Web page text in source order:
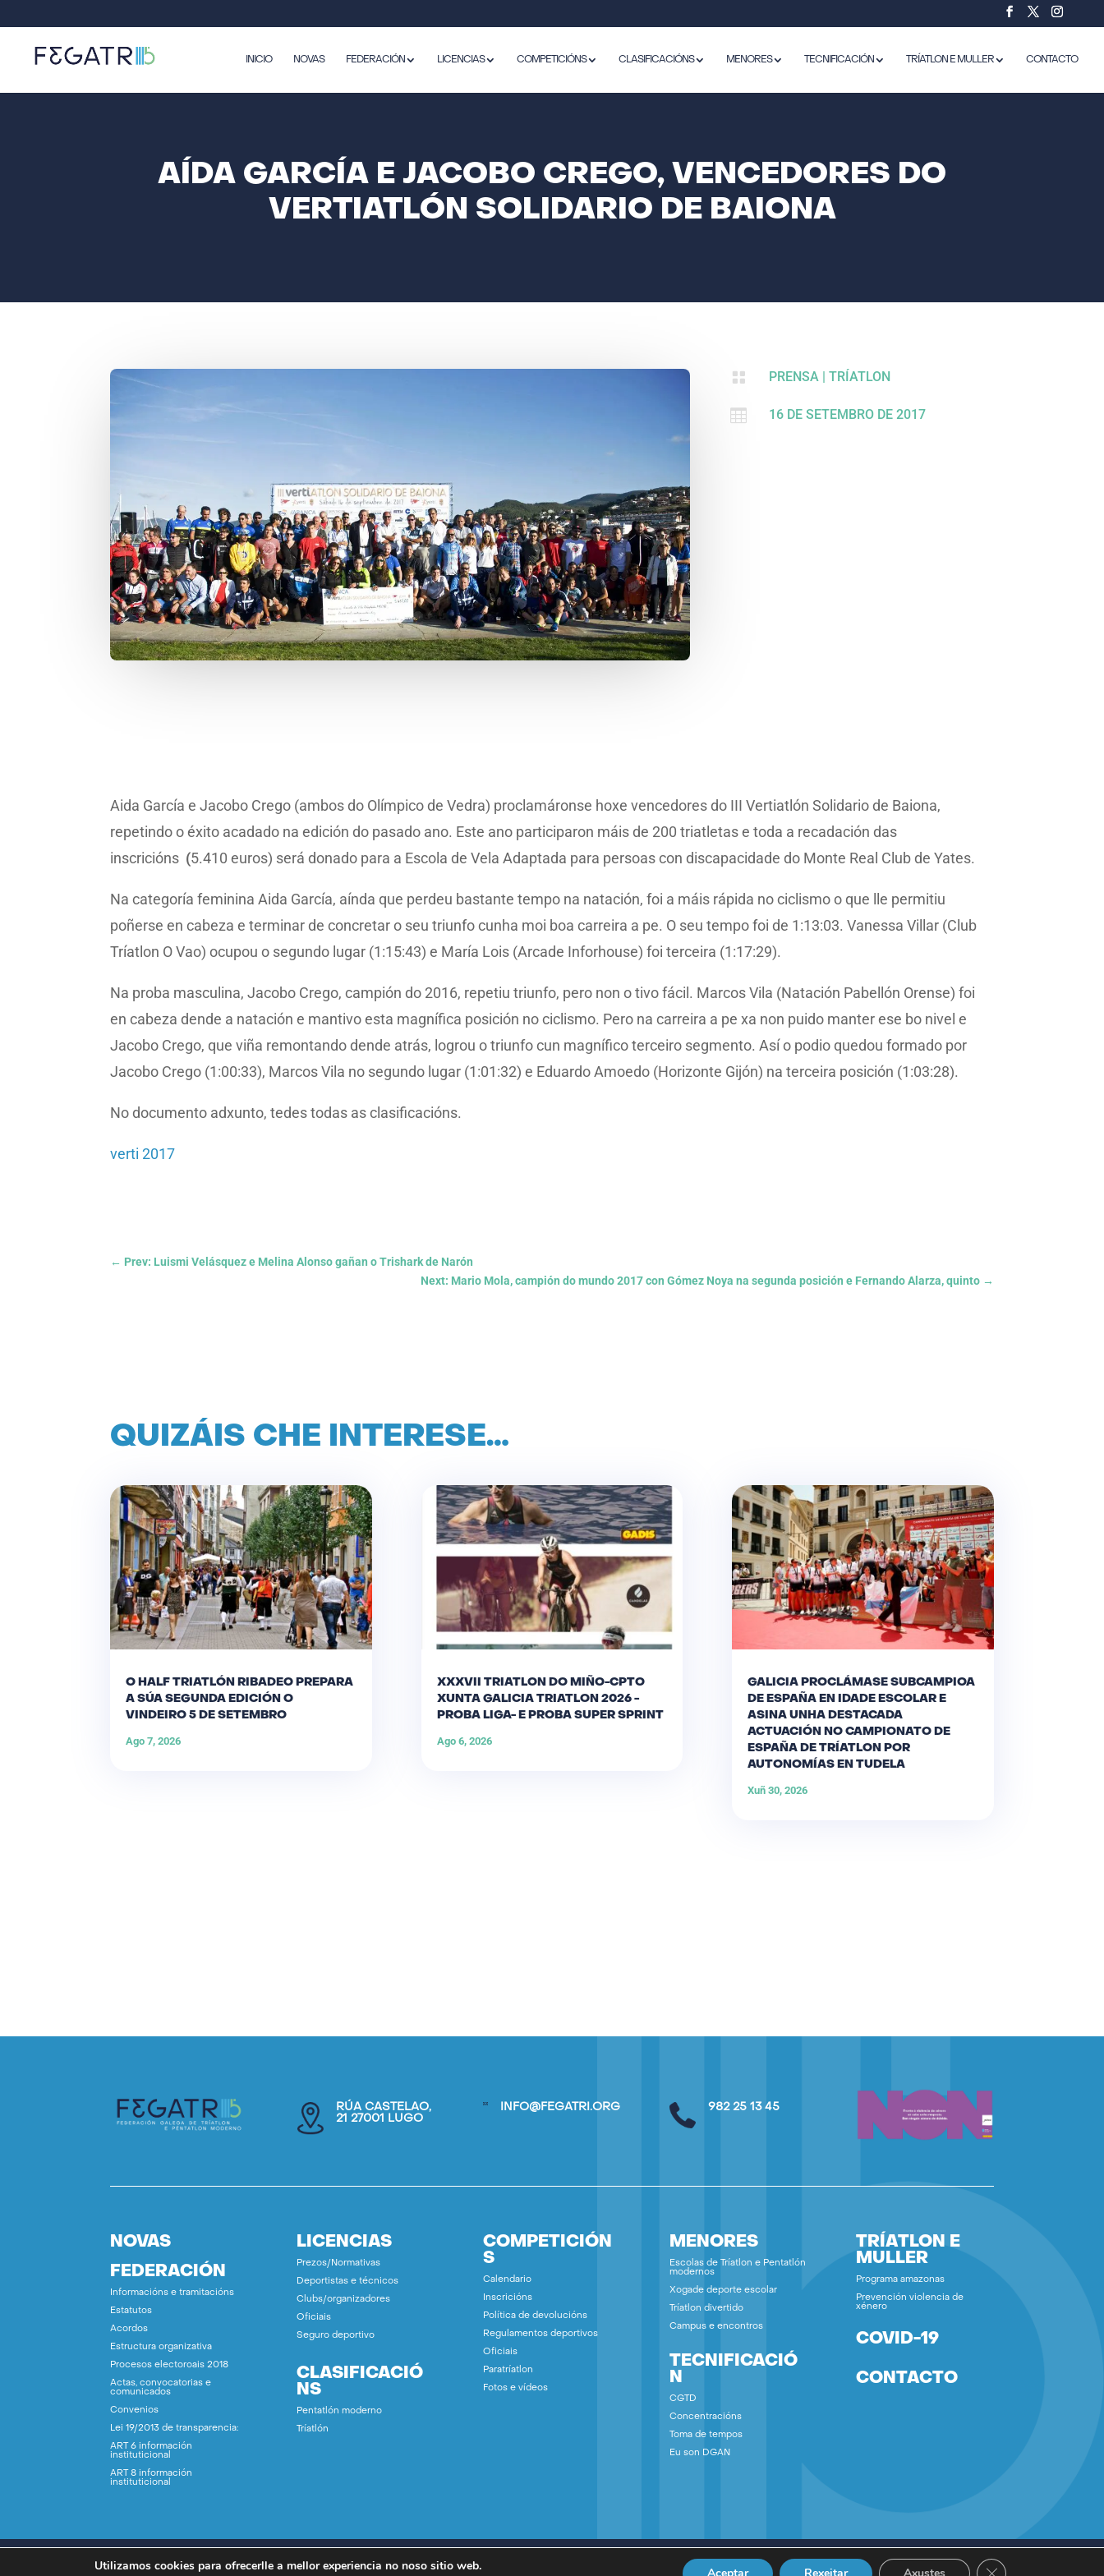
INICIO NOVAS FEDERACIÓN LICENCIAS COMPETICIÓNS CLASIFICACIÓNS MENORES TECNIFICACIÓN TRÍATLON E MULLER CONTACTO
AÍDA GARCÍA E JACOBO CREGO, VENCEDORES DO
VERTIATLÓN SOLIDARIO DE BAIONA
 PRENSA |TRÍATLON
 16 DE SETEMBRO DE 2017
Aida García e Jacobo Crego (ambos do Olímpico de Vedra) proclamáronse hoxe vencedores do III Vertiatlón Solidario de Baiona,
repetindo o éxito acadado na edición do pasado ano. Este ano participaron máis de 200 triatletas e toda a recadación das
inscricións (5.410 euros) será donado para a Escola de Vela Adaptada para persoas con discapacidade do Monte Real Club de Yates.
Na categoría feminina Aida García, aínda que perdeu bastante tempo na natación, foi a máis rápida no ciclismo o que lle permitiu
poñerse en cabeza e terminar de concretar o seu triunfo cunha moi boa carreira a pe. O seu tempo foi de 1:13:03. Vanessa Villar (Club
Tríatlon O Vao) ocupou o segundo lugar (1:15:43) e María Lois (Arcade Inforhouse) foi terceira (1:17:29).
Na proba masculina, Jacobo Crego, campión do 2016, repetiu triunfo, pero non o tivo fácil. Marcos Vila (Natación Pabellón Orense) foi
en cabeza dende a natación e mantivo esta magnífica posición no ciclismo. Pero na carreira a pe xa non puido manter ese bo nivel e
Jacobo Crego, que viña remontando dende atrás, logrou o triunfo cun magnífico terceiro segmento. Así o podio quedou formado por
Jacobo Crego (1:00:33), Marcos Vila no segundo lugar (1:01:32) e Eduardo Amoedo (Horizonte Gijón) na terceira posición (1:03:28).
No documento adxunto, tedes todas as clasificacións.
verti 2017
← Prev: Luismi Velásquez e Melina Alonso gañan o Trishark de Narón
Next: Mario Mola, campión do mundo 2017 con Gómez Noya na segunda posición e Fernando Alarza, quinto→
QUIZÁIS CHE INTERESE…
O HALF TRIATLÓN RIBADEO PREPARA
A SÚA SEGUNDA EDICIÓN O
VINDEIRO 5 DE SETEMBRO
Ago 7, 2026
XXXVII TRIATLON DO MIÑO-CPTO
XUNTA GALICIA TRIATLON 2026 -
PROBA LIGA- E PROBA SUPER SPRINT
Ago 6, 2026
GALICIA PROCLÁMASE SUBCAMPIOA
DE ESPAÑA EN IDADE ESCOLAR E
ASINA UNHA DESTACADA
ACTUACIÓN NO CAMPIONATO DE
ESPAÑA DE TRÍATLON POR
AUTONOMÍAS EN TUDELA
Xuñ 30, 2026
RÚA CASTELAO,
21 27001 LUGO
INFO@FEGATRI.ORG 982 25 13 45
NOVAS
FEDERACIÓN
Informacións e tramitacións
Estatutos
Acordos
Estructura organizativa
Procesos electoroais 2018
Actas, convocatorias e
comunicados
Convenios
Lei 19/2013 de transparencia:
ART 6 información
instituticional
ART 8 información
instituticional
LICENCIAS
Prezos/Normativas
Deportistas e técnicos
Clubs/organizadores
Oficiais
Seguro deportivo
CLASIFICACIÓ
NS
Pentatlón moderno
Tríatlón
COMPETICIÓN
S
Calendario
Inscricións
Política de devolucións
Regulamentos deportivos
Oficiais
Paratríatlon
Fotos e vídeos
MENORES
Escolas de Tríatlon e Pentatlón
modernos
Xogade deporte escolar
Tríatlon divertido
Campus e encontros
TECNIFICACIÓ
N
CGTD
Concentracións
Toma de tempos
Eu son DGAN
TRÍATLON E
MULLER
Programa amazonas
Prevención violencia de
xénero
COVID-19
CONTACTO
Utilizamos cookies para ofrecerlle a mellor experiencia no noso sitio web.
Close GDPR Cookie